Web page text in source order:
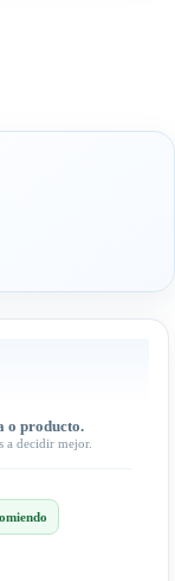
o producto.
a decidir mejor.